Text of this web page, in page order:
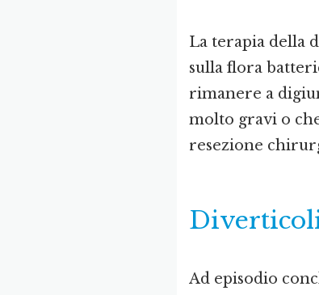
La terapia della
sulla flora
rimanere a
molto gravi o
resezione
Ad episodio